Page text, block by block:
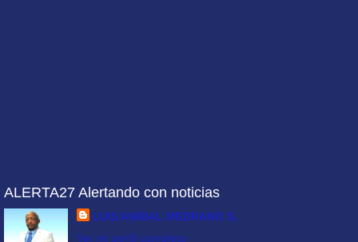
ALERTA27 Alertando con noticias
LUIS ANIBAL MEDRANO S.
Ver mi perfil completo